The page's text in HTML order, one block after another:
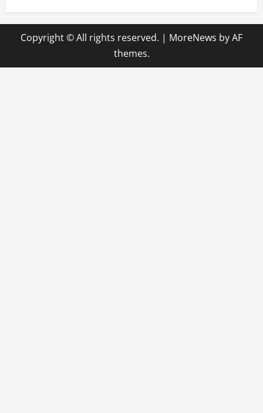
Copyright © All rights reserved. | MoreNews by AF
themes.